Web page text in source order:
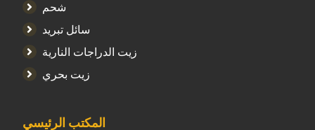
شحم
سائل تبريد
زيت الدراجات النارية
زيت بحري
المكتب الرئيسي